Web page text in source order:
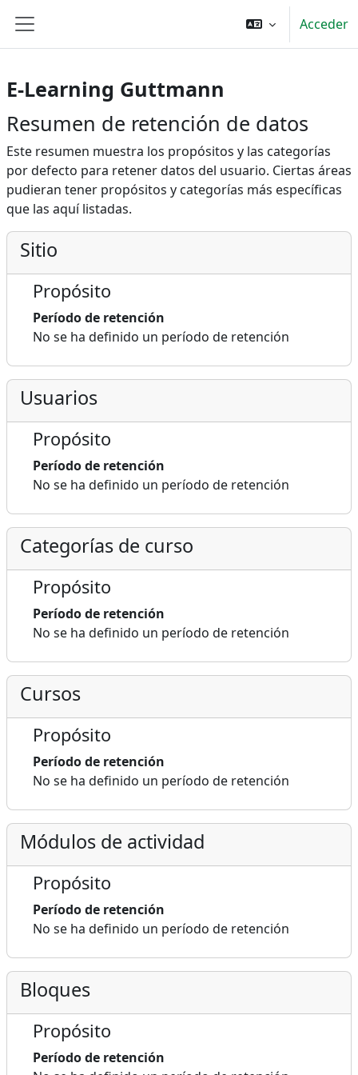
Panel lateral
Acceder
E-Learning Guttmann
Resumen de retención de datos
Este resumen muestra los propósitos y las categorías
por defecto para retener datos del usuario. Ciertas áreas
pudieran tener propósitos y categorías más específicas
que las aquí listadas.
Sitio
Propósito
Período de retención
No se ha definido un período de retención
Usuarios
Propósito
Período de retención
No se ha definido un período de retención
Categorías de curso
Propósito
Período de retención
No se ha definido un período de retención
Cursos
Propósito
Período de retención
No se ha definido un período de retención
Módulos de actividad
Propósito
Período de retención
No se ha definido un período de retención
Bloques
Propósito
Período de retención